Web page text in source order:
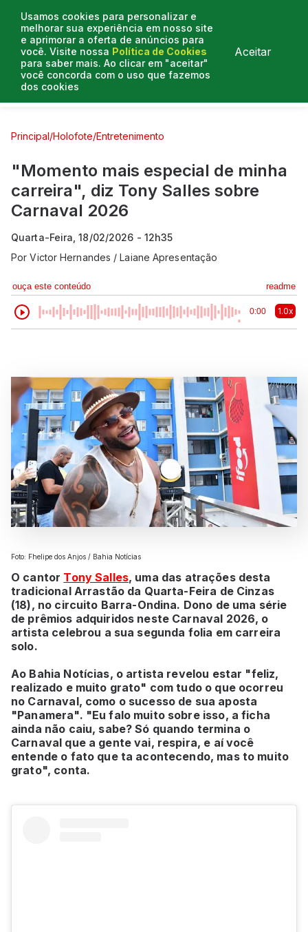
Usamos cookies para personalizar e
melhorar sua experiência em nosso site
e aprimorar a oferta de anúncios para
você. Visite nossa Política de Cookies
para saber mais. Ao clicar em "aceitar"
você concorda com o uso que fazemos
dos cookies
Aceitar
Curtas e Venenosas
Principal/Holofote/Entretenimento
"Momento mais especial de minha
carreira", diz Tony Salles sobre
Carnaval 2026
Quarta-Feira, 18/02/2026 - 12h35
PorVictor Hernandes / Laiane Apresentação
ouça este conteúdo readme
0:00 1.0x
Foto: Fhelipe dos Anjos / Bahia Notícias
O cantor Tony Salles, uma das atrações desta
tradicional Arrastão da Quarta-Feira de Cinzas
(18), no circuito Barra-Ondina. Dono de uma série
de prêmios adquiridos neste Carnaval 2026, o
artista celebrou a sua segunda folia em carreira
solo.
Ao Bahia Notícias, o artista revelou estar "feliz,
realizado e muito grato" com tudo o que ocorreu
no Carnaval, como o sucesso de sua aposta
"Panamera". "Eu falo muito sobre isso, a ficha
ainda não caiu, sabe? Só quando termina o
Carnaval que a gente vai, respira, e aí você
entende o fato que ta acontecendo, mas to muito
grato", conta.